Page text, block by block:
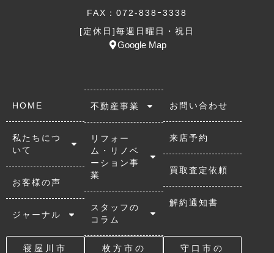
FAX：072-838ｰ3338
[定休日]毎週日曜日・祝日
Google Map
HOME
私たちにつ
いて
お客様の声
ジャーナル
不動産事業
リフォー
ム・リノベ
ーション事
業
スタッフの
コラム
お問い合わせ
来店予約
買取査定依頼
解約通知書
寝屋川市
枚方市の
守口市の